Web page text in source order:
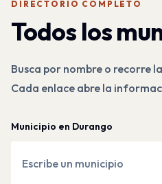
DIRECTORIO COMPLETO
Todos los
Busca por nombre o recorre
Cada enlace abre la
Municipio en Durango